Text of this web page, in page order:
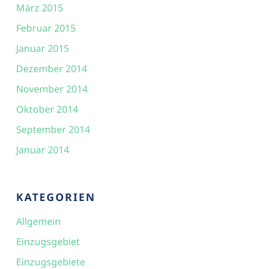
März 2015
Februar 2015
Januar 2015
Dezember 2014
November 2014
Oktober 2014
September 2014
Januar 2014
KATEGORIEN
Allgemein
Einzugsgebiet
Einzugsgebiete